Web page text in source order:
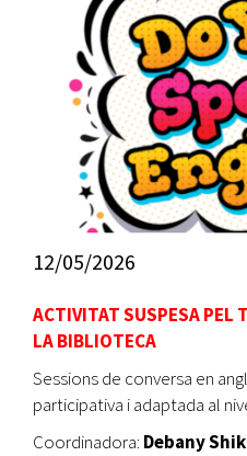
12/05/2026
ACTIVITAT SUSPESA PEL
LA BIBLIOTECA
Sessions de conversa en
participativa i adaptada al
Coordinadora: Debany